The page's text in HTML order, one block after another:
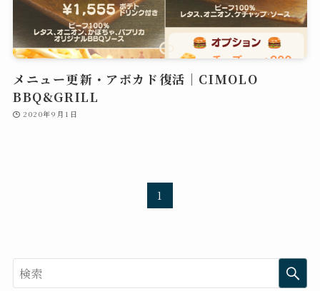
メニュー更新・アボカド復活｜CIMOLO
BBQ&GRILL
2020年9月1日
1